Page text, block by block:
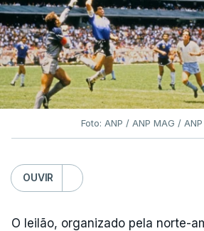
Foto: ANP / ANP MAG /
OUVIR
O leilão, organizado pela norte-